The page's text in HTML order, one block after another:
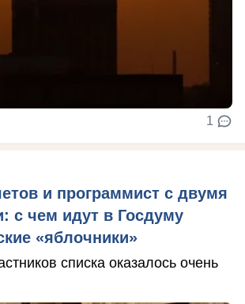
1
и программист с двумя
с чем идут в Госдуму
«яблочники»
списка оказалось очень